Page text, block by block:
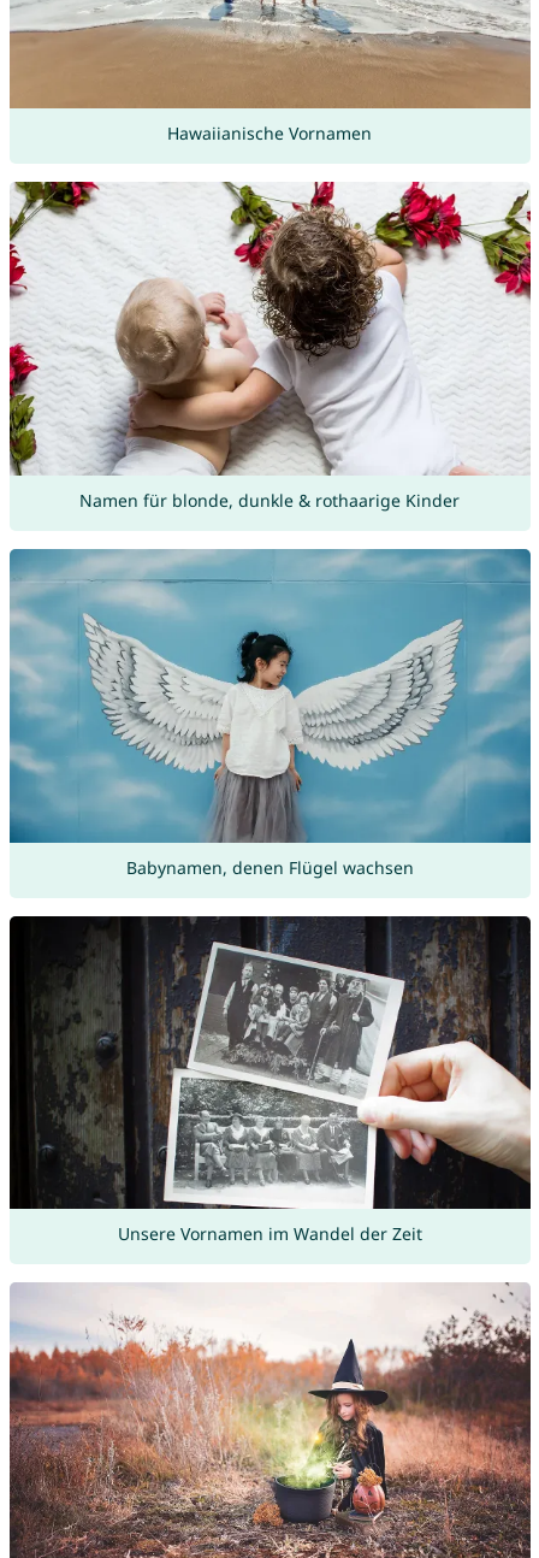
Hawaiianische Vornamen
Namen für blonde, dunkle & rothaarige Kinder
Babynamen, denen Flügel wachsen
Unsere Vornamen im Wandel der Zeit